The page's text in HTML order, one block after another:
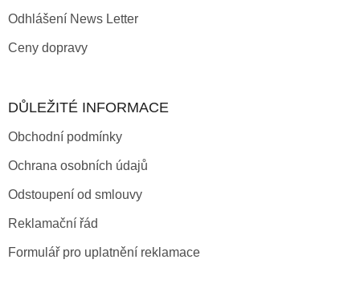
Odhlášení News Letter
Ceny dopravy
DŮLEŽITÉ INFORMACE
Obchodní podmínky
Ochrana osobních údajů
Odstoupení od smlouvy
Reklamační řád
Formulář pro uplatnění reklamace